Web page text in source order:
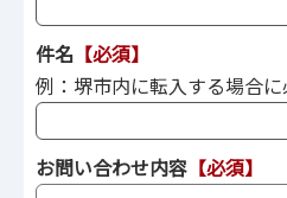
件名 【必須】
例：堺市内に転入する場合
お問い合わせ内容 【必須】